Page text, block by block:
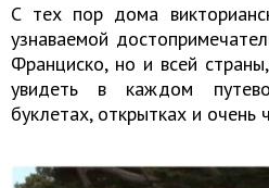
С тех пор дома
узнаваемой
Франциско, но и всей
увидеть в каждом
буклетах, открытках и очень